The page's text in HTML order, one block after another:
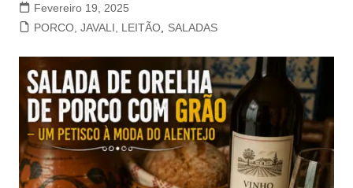
Fevereiro 19, 2025
PORCO, JAVALI, LEITÃO, SALADAS